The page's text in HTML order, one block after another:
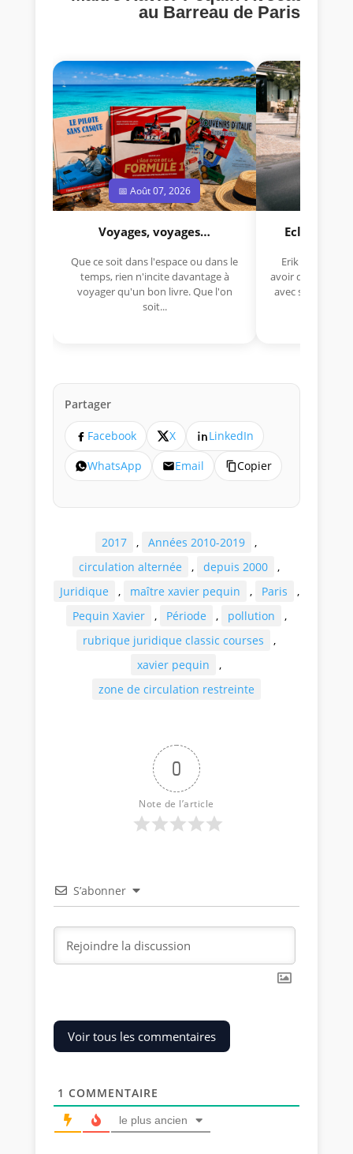
au Barreau de Paris
📅 Août 07, 2026
Voyages, voyages…
Que ce soit dans l'espace ou dans le
temps, rien n'incite davantage à
voyager qu'un bon livre. Que l'on
soit...
Eclectica
Erik Comas,
avoir déjà
avec sa Lancia
Partager
Facebook X
LinkedIn
WhatsApp
Email Copier
2017 , Années 2010-2019
,
circulation alternée
, depuis 2000
,
Juridique
, maître xavier pequin , Paris
,
Pequin Xavier
, Période , pollution
,
rubrique juridique classic courses
,
xavier pequin
,
zone de circulation restreinte
0
Note de l’article
S’abonner
Voir tous les commentaires
1 COMMENTAIRE
le plus ancien